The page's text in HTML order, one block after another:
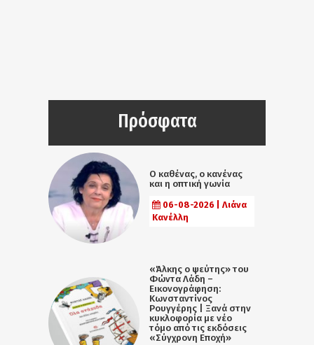
Πρόσφατα
Ο καθένας, ο κανένας
και η οπτική γωνία
06-08-2026 | Λιάνα
Κανέλλη
«Άλκης ο ψεύτης» του
Φώντα Λάδη –
Εικονογράφηση:
Κωνσταντίνος
Ρουγγέρης | Ξανά στην
κυκλοφορία με νέο
τόμο από τις εκδόσεις
«Σύγχρονη Εποχή»